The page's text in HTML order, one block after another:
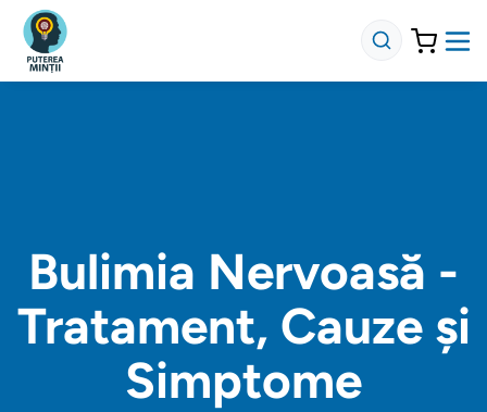
Bulimia Nervoasă -
Tratament, Cauze și
Simptome